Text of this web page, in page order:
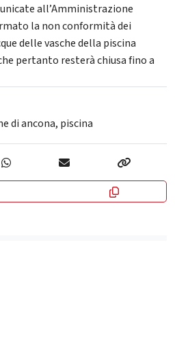
all’Amministrazione
la non conformità dei
delle vasche della piscina
pertanto resterà chiusa fino a
di ancona, piscina